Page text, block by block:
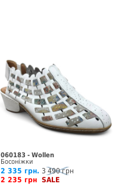
060183 - Wollen
Босоніжки
2 335 грн. 3 490 грн
2 235 грн SALE